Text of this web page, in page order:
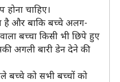
चाहिए।
है और बाकि बच्चे अलग-
बच्चा किसी भी छिपे हुए
अगली बारी डेन देने की
बच्चे को सभी बच्चों को